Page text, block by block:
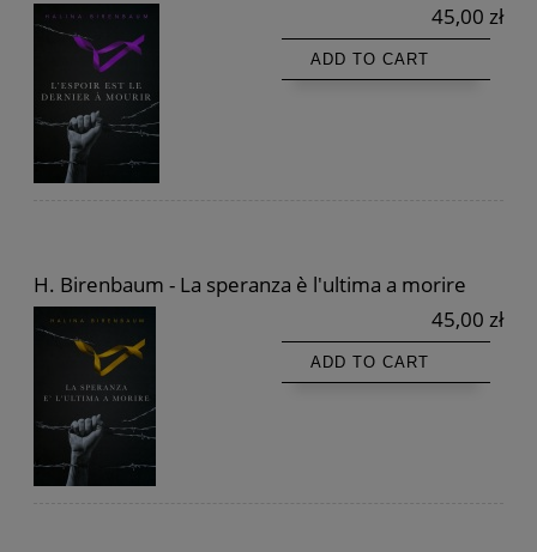
45,00 zł
ADD TO CART
H. Birenbaum - La speranza è l'ultima a morire
45,00 zł
ADD TO CART